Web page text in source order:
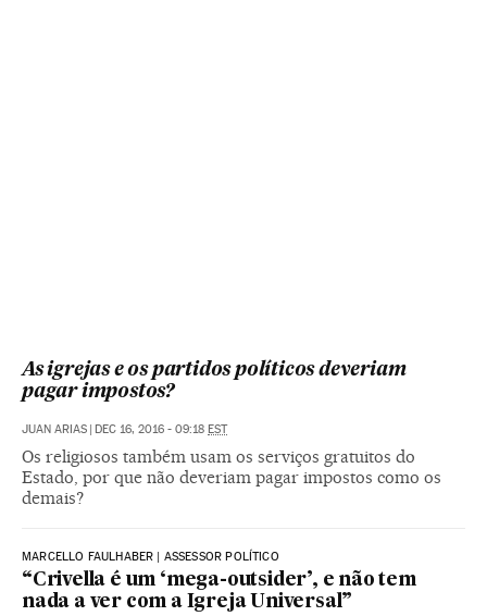
As igrejas e os partidos políticos deveriam
pagar impostos?
JUAN ARIAS | DEC 16, 2016 - 09:18 EST
Os religiosos também usam os serviços gratuitos do
Estado, por que não deveriam pagar impostos como os
demais?
MARCELLO FAULHABER | ASSESSOR POLÍTICO
“Crivella é um ‘mega-outsider’, e não tem
nada a ver com a Igreja Universal”